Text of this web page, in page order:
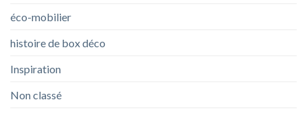
éco-mobilier
histoire de box déco
Inspiration
Non classé